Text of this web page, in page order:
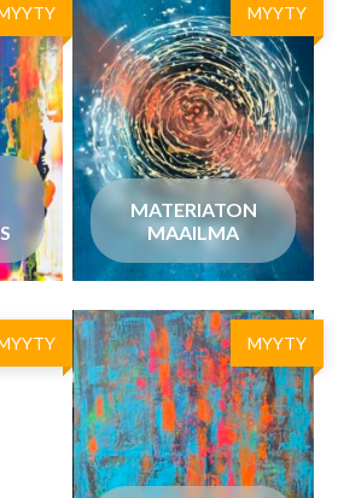
MYYTY
MATERIATON
MAAILMA
MYYTY